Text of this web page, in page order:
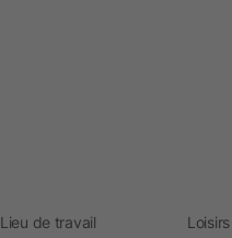
Lieu de travail Loisirs